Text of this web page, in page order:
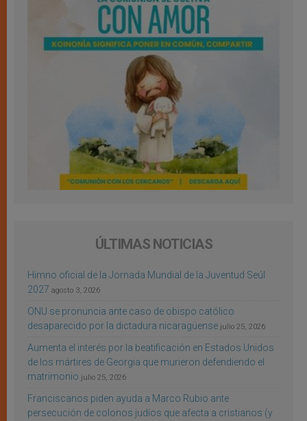
ÚLTIMAS NOTICIAS
Himno oficial de la Jornada Mundial de la Juventud Seúl
2027 agosto 3, 2026
ONU se pronuncia ante caso de obispo católico
desaparecido por la dictadura nicaragüense julio 25, 2026
Aumenta el interés por la beatificación en Estados Unidos
de los mártires de Georgia que murieron defendiendo el
matrimonio julio 25, 2026
Franciscanos piden ayuda a Marco Rubio ante
persecución de colonos judíos que afecta a cristianos (y